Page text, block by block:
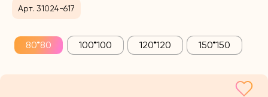
Арт. 31024-617
80*80 100*100 120*120 150*150